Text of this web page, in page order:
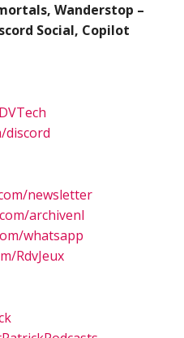
Wanderstop –
Social, Copilot
discord
newsletter
archivenl
whatsapp
RdvJeux